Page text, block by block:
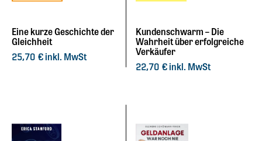
Eine kurze Geschichte der
Gleichheit
25,70 € inkl. MwSt
Kundenschwarm – Die
Wahrheit über erfolgreiche
Verkäufer
22,70 € inkl. MwSt